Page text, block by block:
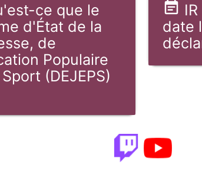
ce que le
d'État de la
de
Populaire
(DEJEPS)
date